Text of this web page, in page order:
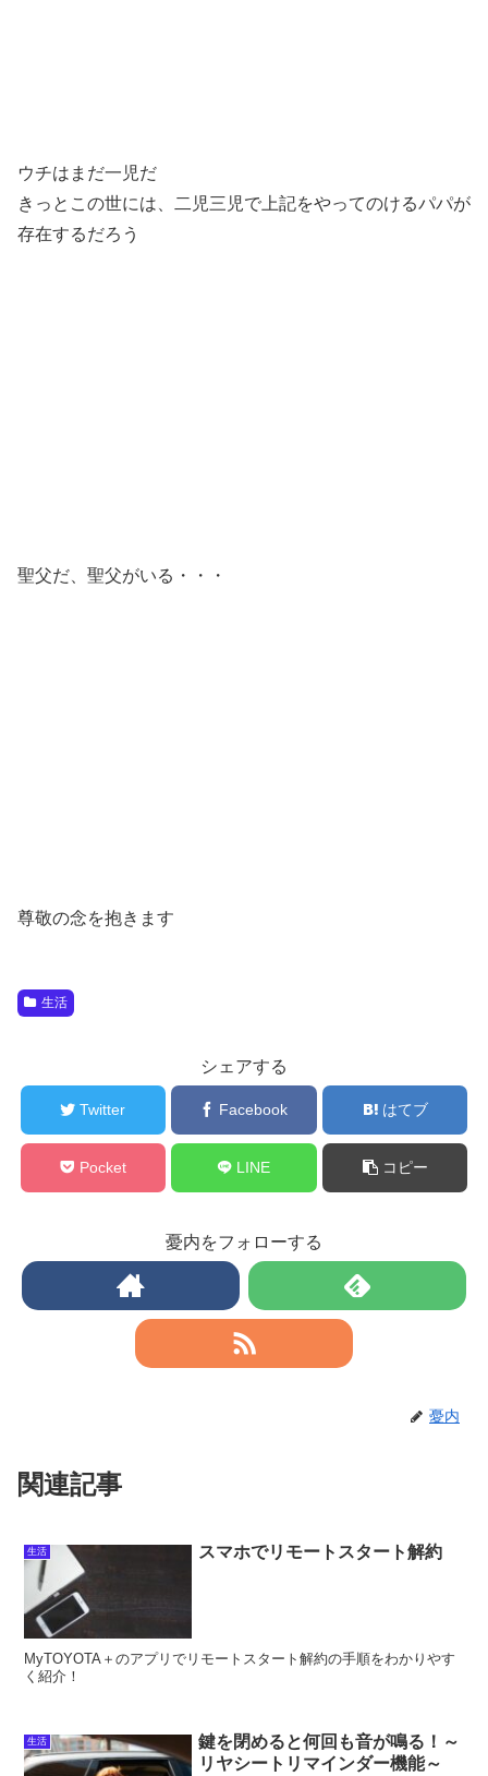
ウチはまだ一児だ
きっとこの世には、二児三児で上記をやってのけるパパが
存在するだろう
聖父だ、聖父がいる・・・
尊敬の念を抱きます
生活
シェアする
Twitter Facebook はてブ
Pocket LINE コピー
憂内をフォローする
憂内
関連記事
生活 スマホでリモートスタート解約
MyTOYOTA＋のアプリでリモートスタート解約の手順をわかりやす
く紹介！
生活
鍵を閉めると何回も音が鳴る！～
リヤシートリマインダー機能～